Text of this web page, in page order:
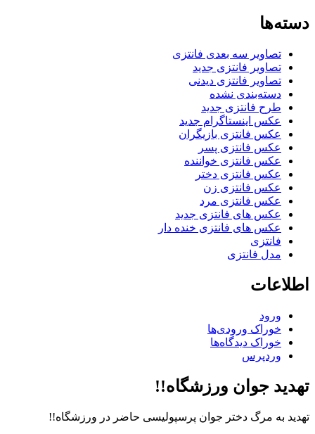
دسته‌ها
تصاویر سه بعدی فانتزی
تصاویر فانتزی جدید
تصاویر فانتزی دیدنی
دسته‌بندی نشده
طرح فانتزی جدید
عکس اینستاگرام جدید
عکس فانتزی بازیگران
عکس فانتزی پسر
عکس فانتزی خواننده
عکس فانتزی دختر
عکس فانتزی زن
عکس فانتزی مرد
عکس های فانتزی جدید
عکس های فانتزی خنده دار
فانتزی
مدل فانتزی
اطلاعات
ورود
خوراک ورودی‌ها
خوراک دیدگاه‌ها
وردپرس
تهدید جوان ورزشگاه!!
تهدید به مرگ دختر جوان پرسپولیسی حاضر در ورزشگاه!!